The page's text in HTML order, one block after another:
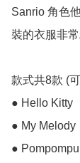
Sanrio 角色
裝的衣服非
款式共8款 (
● Hello Kitty
● My Melody
●